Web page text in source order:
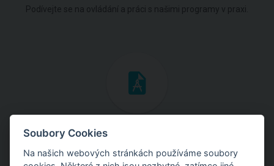
Podívejte se na ovládání a práci s našimi programy v praxi.
Inženýrské manuály
Stáhněte si manuály s teoretickými i praktickými ukázkami
Soubory Cookies
Na našich webových stránkách používáme soubory